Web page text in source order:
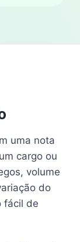
uma nota
cargo ou
volume
do
fácil de